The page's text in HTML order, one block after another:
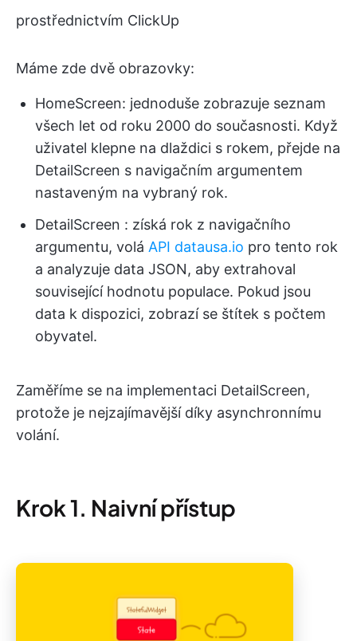
prostřednictvím ClickUp
Máme zde dvě obrazovky:
HomeScreen: jednoduše zobrazuje seznam
všech let od roku 2000 do současnosti. Když
uživatel klepne na dlaždici s rokem, přejde na
DetailScreen s navigačním argumentem
nastaveným na vybraný rok.
DetailScreen : získá rok z navigačního
argumentu, volá API datausa.io pro tento rok
a analyzuje data JSON, aby extrahoval
související hodnotu populace. Pokud jsou
data k dispozici, zobrazí se štítek s počtem
obyvatel.
Zaměříme se na implementaci DetailScreen,
protože je nejzajímavější díky asynchronnímu
volání.
Krok 1. Naivní přístup